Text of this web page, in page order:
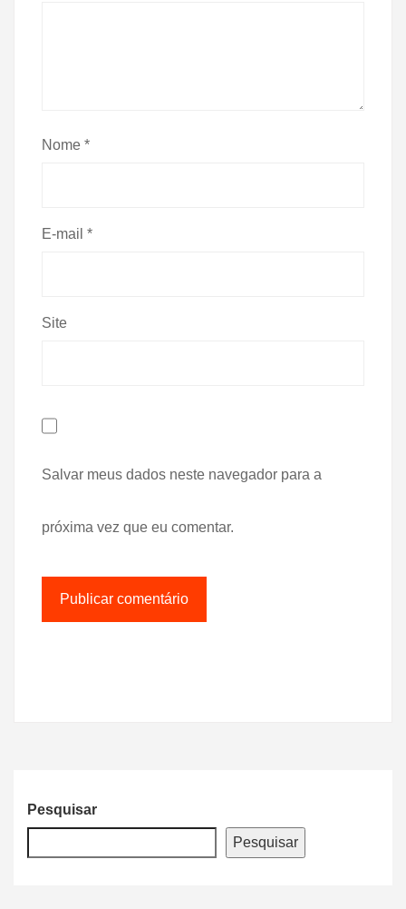
Nome *
E-mail *
Site
Salvar meus dados neste navegador para a
próxima vez que eu comentar.
Pesquisar
Pesquisar